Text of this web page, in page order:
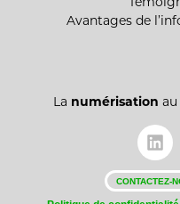
Avantages de
La numérisation
CONTACTEZ-